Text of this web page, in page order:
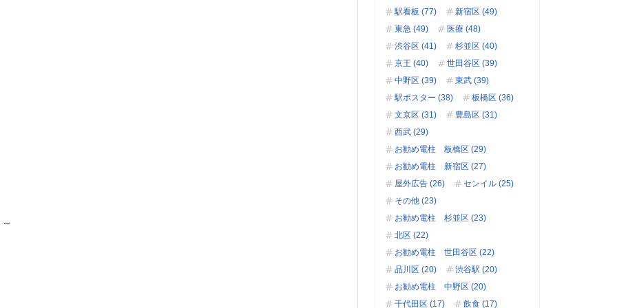
駅看板 (77)
新宿区 (49)
東急 (49)
医療 (48)
渋谷区 (41)
杉並区 (40)
京王 (40)
世田谷区 (39)
中野区 (39)
東武 (39)
駅ポスター (38)
板橋区 (36)
文京区 (31)
豊島区 (31)
西武 (29)
お勧め電柱 板橋区 (29)
お勧め電柱 新宿区 (27)
屋外広告 (26)
センイル (25)
その他 (23)
お勧め電柱 杉並区 (23)
北区 (22)
お勧め電柱 世田谷区 (22)
品川区 (20)
渋谷駅 (20)
お勧め電柱 中野区 (20)
千代田区 (17)
飲食 (17)